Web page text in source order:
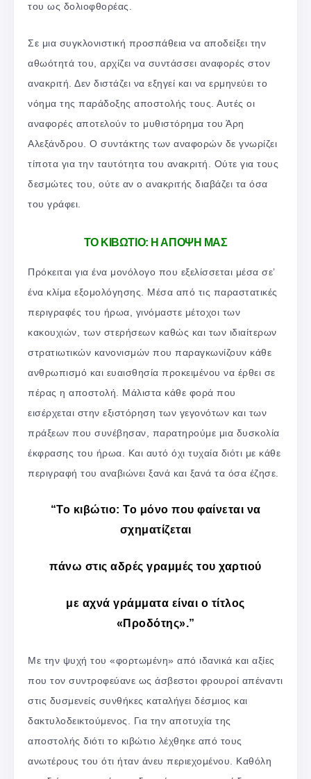
του ως δολιοφθορέας.
Σε μια συγκλονιστική προσπάθεια να αποδείξει την
αθωότητά του, αρχίζει να συντάσσει αναφορές στον
ανακριτή. Δεν διστάζει να εξηγεί και να ερμηνεύει το
νόημα της παράδοξης αποστολής τους. Αυτές οι
αναφορές αποτελούν το μυθιστόρημα του Άρη
Αλεξάνδρου. Ο συντάκτης των αναφορών δε γνωρίζει
τίποτα για την ταυτότητα του ανακριτή. Ούτε για τους
δεσμώτες του, ούτε αν ο ανακριτής διαβάζει τα όσα
του γράφει.
ΤΟ ΚΙΒΩΤΙΟ: Η ΑΠΟΨΗ ΜΑΣ
Πρόκειται για ένα μονόλογο που εξελίσσεται μέσα σε’
ένα κλίμα εξομολόγησης. Μέσα από τις παραστατικές
περιγραφές του ήρωα, γινόμαστε μέτοχοι των
κακουχιών, των στερήσεων καθώς και των ιδιαίτερων
στρατιωτικών κανονισμών που παραγκωνίζουν κάθε
ανθρωπισμό και ευαισθησία προκειμένου να έρθει σε
πέρας η αποστολή. Μάλιστα κάθε φορά που
εισέρχεται στην εξιστόρηση των γεγονότων και των
πράξεων που συνέβησαν, παρατηρούμε μια δυσκολία
έκφρασης του ήρωα. Και αυτό όχι τυχαία διότι με κάθε
περιγραφή του αναβιώνει ξανά και ξανά τα όσα έζησε.
“Το κιβώτιο: Το μόνο που φαίνεται να
σχηματίζεται
πάνω στις αδρές γραμμές του χαρτιού
με αχνά γράμματα είναι ο τίτλος
«Προδότης».”
Με την ψυχή του «φορτωμένη» από ιδανικά και αξίες
που τον συντροφεύανε ως άσβεστοι φρουροί απέναντι
στις δυσμενείς συνθήκες καταλήγει δέσμιος και
δακτυλοδεικτούμενος. Για την αποτυχία της
αποστολής διότι το κιβώτιο λέχθηκε από τους
ανωτέρους του ότι ήταν άνευ περιεχομένου. Καθόλη